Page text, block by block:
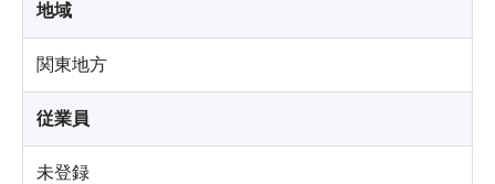
地域
関東地方
従業員
未登録